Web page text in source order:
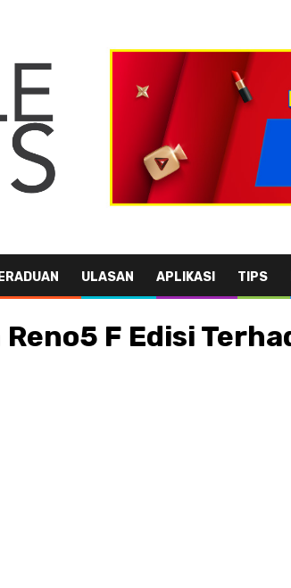
ULASAN APLIKASI TIPS
Reno5 F Edisi